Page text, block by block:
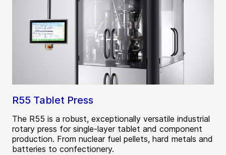
R55 Tablet Press
The R55 is a robust, exceptionally versatile industrial
rotary press for single-layer tablet and component
production. From nuclear fuel pellets, hard metals and
batteries to confectionery.